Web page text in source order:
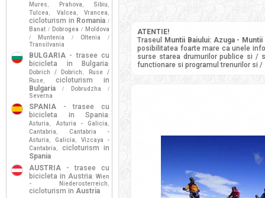
ATENTIE!
Traseul
Muntii Baiului: Azuga -
posibilitatea foarte mare ca unele
surse starea drumurilor publice si /
functionare si programul trenurilor si
Mures , Prahova , Sibiu ,
Tulcea , Valcea , Vrancea ,
cicloturism in Romania /
Banat / Dobrogea / Moldova
/ Muntenia / Oltenia /
Transilvania
BULGARIA - trasee cu
bicicleta in Bulgaria:
Dobrich / Dobrich ,
Ruse /
Ruse,
cicloturism in
Bulgaria
/ Dobrudzha /
Severna
SPANIA - trasee cu
bicicleta in Spania:
Asturia , Asturia - Galicia ,
Cantabria ,
Cantabria -
Asturia , Galicia ,
Vizcaya -
Cantabria ,
cicloturism in
Spania
AUSTRIA - trasee cu
bicicleta in Austria: Wien
- Niederosterreich ,
cicloturism in Austria